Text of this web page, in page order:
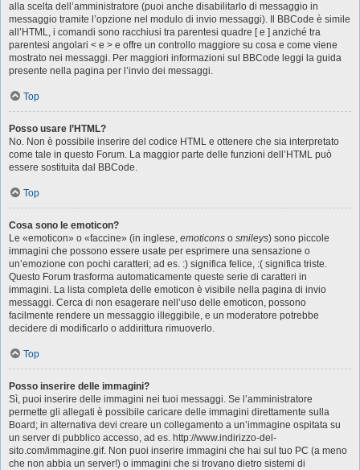
alla scelta dell’amministratore (puoi anche disabilitarlo di messaggio in
messaggio tramite l’opzione nel modulo di invio messaggi). Il BBCode è simile
all’HTML, i comandi sono racchiusi tra parentesi quadre [ e ] anziché tra
parentesi angolari < e > e offre un controllo maggiore su cosa e come viene
mostrato nei messaggi. Per maggiori informazioni sul BBCode leggi la guida
presente nella pagina per l’invio dei messaggi.
Top
Posso usare l’HTML?
No. Non è possibile inserire del codice HTML e ottenere che sia interpretato
come tale in questo Forum. La maggior parte delle funzioni dell’HTML può
essere sostituita dal BBCode.
Top
Cosa sono le emoticon?
Le «emoticon» o «faccine» (in inglese, emoticons o smileys) sono piccole
immagini che possono essere usate per esprimere una sensazione o
un’emozione con pochi caratteri; ad es. :) significa felice, :( significa triste.
Questo Forum trasforma automaticamente queste serie di caratteri in
immagini. La lista completa delle emoticon è visibile nella pagina di invio
messaggi. Cerca di non esagerare nell’uso delle emoticon, possono
facilmente rendere un messaggio illeggibile, e un moderatore potrebbe
decidere di modificarlo o addirittura rimuoverlo.
Top
Posso inserire delle immagini?
Sì, puoi inserire delle immagini nei tuoi messaggi. Se l’amministratore
permette gli allegati è possibile caricare delle immagini direttamente sulla
Board; in alternativa devi creare un collegamento a un’immagine ospitata su
un server di pubblico accesso, ad es. http://www.indirizzo-del-
sito.com/immagine.gif. Non puoi inserire immagini che hai sul tuo PC (a meno
che non abbia un server!) o immagini che si trovano dietro sistemi di